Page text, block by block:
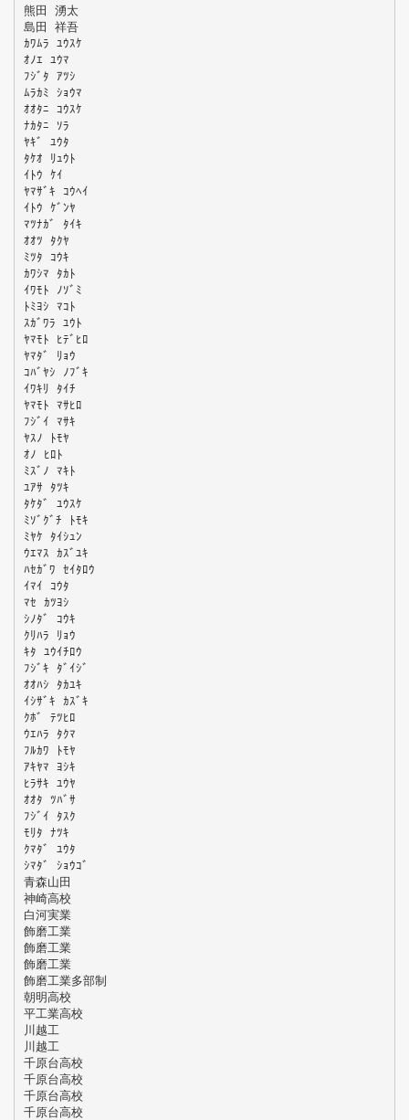
熊田 湧太
島田 祥吾
ｶﾜﾑﾗ ﾕｳｽｹ
ｵﾉｴ ﾕｳﾏ
ﾌｼﾞﾀ ｱﾂｼ
ﾑﾗｶﾐ ｼｮｳﾏ
ｵｵﾀﾆ ｺｳｽｹ
ﾅｶﾀﾆ ｿﾗ
ﾔｷﾞ ﾕｳﾀ
ﾀｹｵ ﾘｭｳﾄ
ｲﾄｳ ｹｲ
ﾔﾏｻﾞｷ ｺｳﾍｲ
ｲﾄｳ ｹﾞﾝﾔ
ﾏﾂﾅｶﾞ ﾀｲｷ
ｵｵﾂ ﾀｸﾔ
ﾐﾂﾀ ｺｳｷ
ｶﾜｼﾏ ﾀｶﾄ
ｲﾜﾓﾄ ﾉｿﾞﾐ
ﾄﾐﾖｼ ﾏｺﾄ
ｽｶﾞﾜﾗ ﾕｳﾄ
ﾔﾏﾓﾄ ﾋﾃﾞﾋﾛ
ﾔﾏﾀﾞ ﾘｮｳ
ｺﾊﾞﾔｼ ﾉﾌﾞｷ
ｲﾜｷﾘ ﾀｲﾁ
ﾔﾏﾓﾄ ﾏｻﾋﾛ
ﾌｼﾞｲ ﾏｻｷ
ﾔｽﾉ ﾄﾓﾔ
ｵﾉ ﾋﾛﾄ
ﾐｽﾞﾉ ﾏｷﾄ
ﾕｱｻ ﾀﾂｷ
ﾀｹﾀﾞ ﾕｳｽｹ
ﾐｿﾞｸﾞﾁ ﾄﾓｷ
ﾐﾔｹ ﾀｲｼｭﾝ
ｳｴﾏｽ ｶｽﾞﾕｷ
ﾊｾｶﾞﾜ ｾｲﾀﾛｳ
ｲﾏｲ ｺｳﾀ
ﾏｾ ｶﾂﾖｼ
ｼﾉﾀﾞ ｺｳｷ
ｸﾘﾊﾗ ﾘｮｳ
ｷﾀ ﾕｳｲﾁﾛｳ
ﾌｼﾞｷ ﾀﾞｲｼﾞ
ｵｵﾊｼ ﾀｶﾕｷ
ｲｼｻﾞｷ ｶｽﾞｷ
ｸﾎﾞ ﾃﾂﾋﾛ
ｳｴﾊﾗ ﾀｸﾏ
ﾌﾙｶﾜ ﾄﾓﾔ
ｱｷﾔﾏ ﾖｼｷ
ﾋﾗｻｷ ﾕｳﾔ
ｵｵﾀ ﾂﾊﾞｻ
ﾌｼﾞｲ ﾀｽｸ
ﾓﾘﾀ ﾅﾂｷ
ｸﾏﾀﾞ ﾕｳﾀ
ｼﾏﾀﾞ ｼｮｳｺﾞ
青森山田
神崎高校
白河実業
飾磨工業
飾磨工業
飾磨工業
飾磨工業多部制
朝明高校
平工業高校
川越工
川越工
千原台高校
千原台高校
千原台高校
千原台高校